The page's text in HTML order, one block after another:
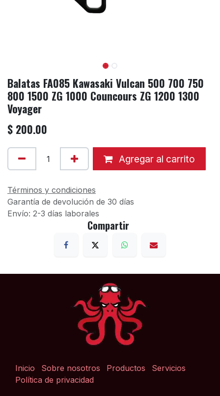
Balatas FA085 Kawasaki Vulcan 500 700 750
800 1500 ZG 1000 Councours ZG 1200 1300
Voyager
$ 200.00
Agregar al carrito
Términos y condiciones
Garantía de devolución de 30 días
Envío: 2-3 días laborales
Compartir
Inicio Sobre nosotros Productos
Servicios
Política de privacidad